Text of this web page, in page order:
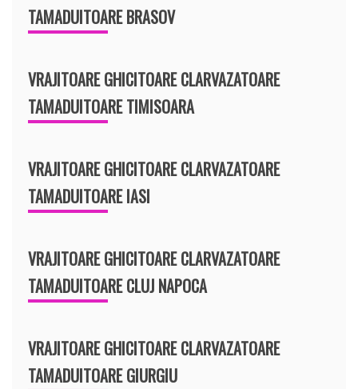
TAMADUITOARE BRASOV
VRAJITOARE GHICITOARE CLARVAZATOARE
TAMADUITOARE TIMISOARA
VRAJITOARE GHICITOARE CLARVAZATOARE
TAMADUITOARE IASI
VRAJITOARE GHICITOARE CLARVAZATOARE
TAMADUITOARE CLUJ NAPOCA
VRAJITOARE GHICITOARE CLARVAZATOARE
TAMADUITOARE GIURGIU